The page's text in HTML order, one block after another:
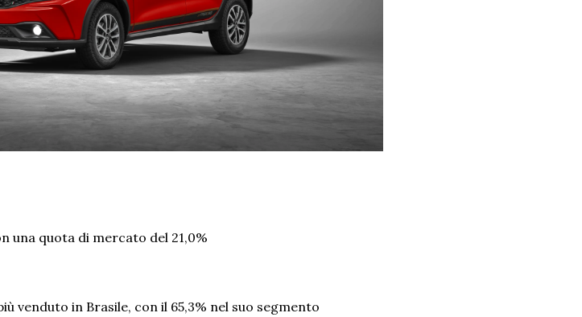
una quota di mercato del 21,0%
venduto in Brasile, con il 65,3% nel suo segmento